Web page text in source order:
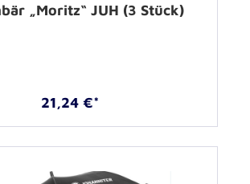
„Moritz“ JUH (3 Stück)
21,24 €*